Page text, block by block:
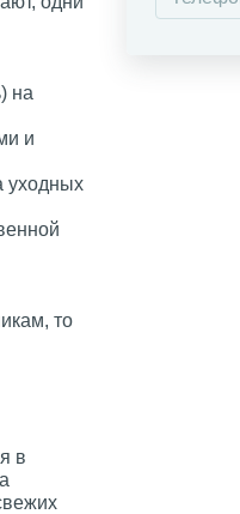
на
и
уходных
то
в